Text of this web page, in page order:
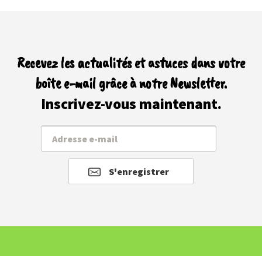
Recevez les actualités et astuces dans votre
boîte e-mail grâce à notre Newsletter.
Inscrivez-vous maintenant.
S'enregistrer